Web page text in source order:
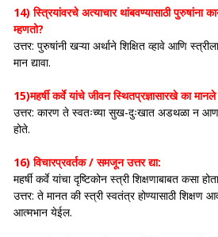
14) स्त्रियांवरचे अत्याचार थांबवण्यासाठी
म्हणतो?
उत्तर: पुरुषांनी खऱ्या अर्थाने शिक्षित व्हावे आणि
मान द्यावा.
15)महर्षी कर्वे यांचे जीवन स्थितप्रज्ञासारखे का
उत्तर: कारण ते स्वतःच्या सुख-दुःखात अडथळा न
होते.
16) विचारप्रवर्तक / समजून उत्तर द्या:
महर्षी कर्वे यांचा दृष्टिकोन स्त्री शिक्षणाबाबत कसा
उत्तर: ते मानत की स्त्री स्वतंत्र होण्यासाठी शिक्षण
आत्मभान येईल.